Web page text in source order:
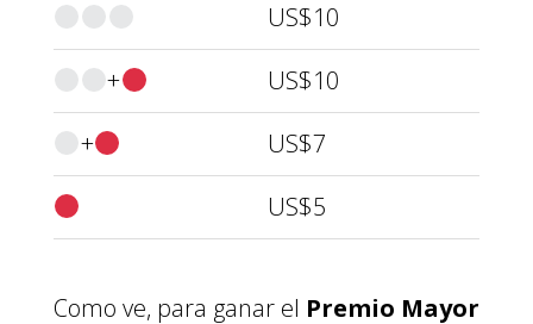
US$10
+
US$10
+
US$7
US$5
Como ve, para ganar el Premio Mayor